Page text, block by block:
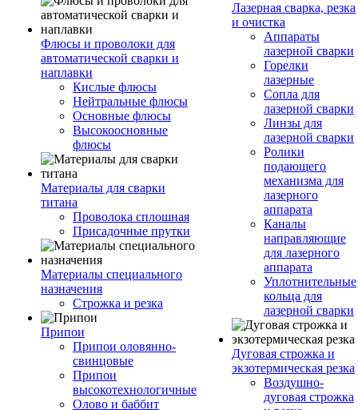
Флюсы и проволоки для
автоматической сварки и
наплавки
Кислые флюсы
Нейтральные флюсы
Основные флюсы
Высокоосновные
флюсы
Материалы для сварки
титана
Проволока сплошная
Присадочные прутки
Материалы специального
назначения
Строжка и резка
Припои
Припои оловянно-
свинцовые
Припои
высокотехнологичные
Олово и баббит
Лазерная сварка, резка
и очистка
Аппараты
лазерной сварки
Горелки
лазерные
Сопла для
лазерной сварки
Линзы для
лазерной сварки
Ролики
подающего
механизма для
лазерного
аппарата
Каналы
направляющие
для лазерного
аппарата
Уплотнительные
кольца для
лазерной сварки
Дуговая строжка и
экзотермическая резка
Воздушно-
дуговая строжка